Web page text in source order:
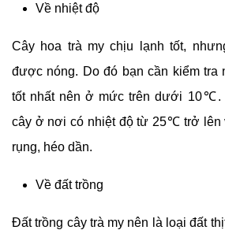
Về nhiệt độ
Cây hoa trà my chịu lạnh tốt,
được nóng. Do đó bạn cần kiểm tra
tốt nhất nên ở mức trên dưới 10℃.
cây ở nơi có nhiệt độ từ 25℃ trở lên
rụng, héo dần.
Về đất trồng
Đất trồng cây trà my nên là loại đất